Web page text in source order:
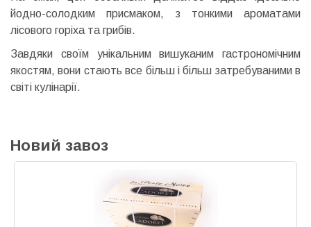
йодно-солодким присмаком, з тонкими ароматами
лісового горіха та грибів.
Завдяки своїм унікальним вишуканим гастрономічним
якостям, вони стають все більш і більш затребуваними в
світі кулінарії.
Новий завоз